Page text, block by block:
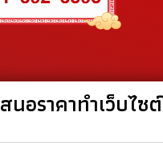
นอราคาทำเว็บไซต์